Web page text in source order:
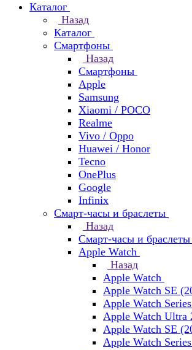
Каталог
Назад
Каталог
Смартфоны
Назад
Смартфоны
Apple
Samsung
Xiaomi / POCO
Realme
Vivo / Oppo
Huawei / Honor
Tecno
OnePlus
Google
Infinix
Смарт-часы и браслеты
Назад
Смарт-часы и браслеты
Apple Watch
Назад
Apple Watch
Apple Watch SE
Apple Watch
Apple Watch Ultra
Apple Watch SE
Apple Watch